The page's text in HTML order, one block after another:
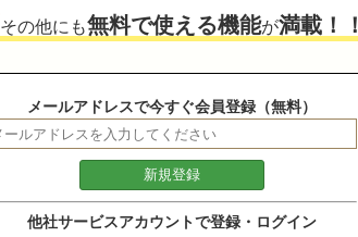
その他にも無料で使える機能が満載！！
メールアドレスで今すぐ会員登録（無料）
他社サービスアカウントで登録・ログイン